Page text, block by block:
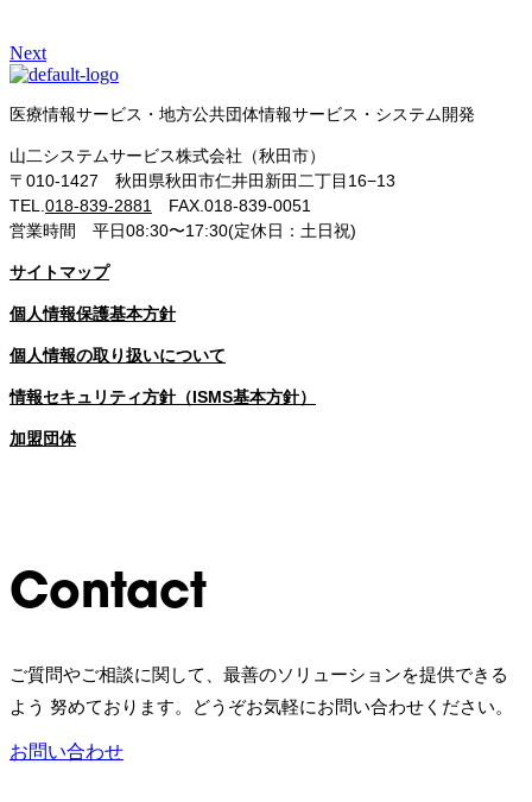
Next
医療情報サービス・地方公共団体情報サービス・システム開発
山二システムサービス株式会社（秋田市）
〒010-1427 秋田県秋田市仁井田新田二丁目16−13
TEL. 018-839-2881
FAX.018-839-0051
営業時間 平日08:30〜17:30(定休日：土日祝)
サイトマップ
個人情報保護基本方針
個人情報の取り扱いについて
情報セキュリティ方針（ISMS基本方針）
加盟団体
Contact
ご質問やご相談に関して、最善のソリューションを提供できる
よう 努めております。どうぞお気軽にお問い合わせください。
お問い合わせ